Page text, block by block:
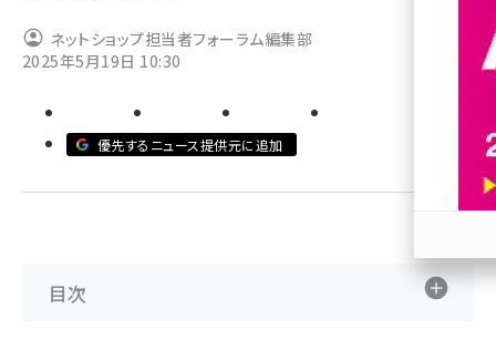
ビィ・フォアード (776)
ネットショップ担当者フォーラム編集部
2025年5月19日 10:30
優先するニュース提供元に追加
目次
参